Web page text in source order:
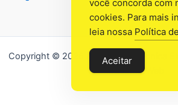
Copyright © 2026 Assistência Têcnica
Industrial Web
você concorda com
cookies. Para mais
leia nossa Política
Aceitar